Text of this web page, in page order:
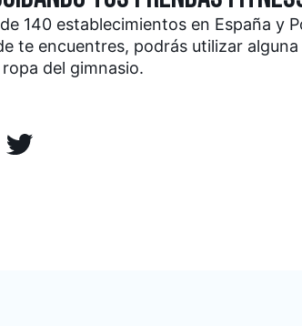
140 establecimientos en España y
te encuentres, podrás utilizar
del gimnasio.